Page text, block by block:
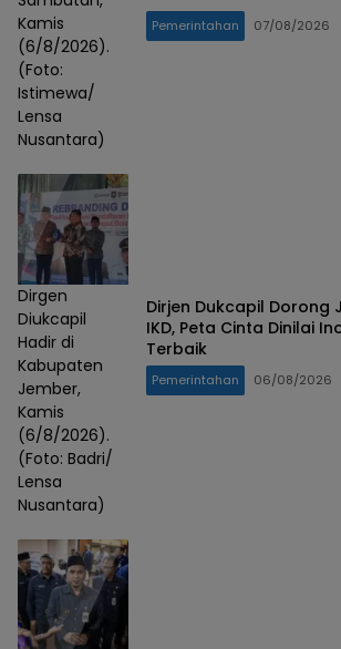
Kamis
(6/8/2026).
(Foto:
Istimewa/
Lensa
Nusantara)
Pemerintahan 07/08/2026
Dirgen
Diukcapil
Hadir di
Kabupaten
Jember,
Kamis
(6/8/2026).
(Foto: Badri/
Lensa
Nusantara)
Dirjen Dukcapil Dorong
IKD, Peta Cinta Dinilai
Terbaik
Pemerintahan 06/08/2026